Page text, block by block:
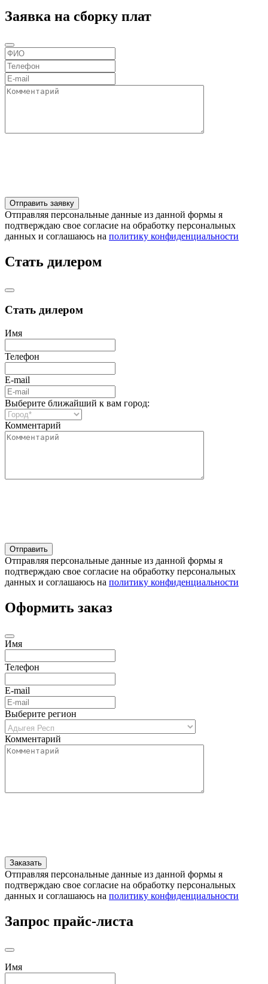
Заявка на сборку плат
Отправляя персональные данные из данной формы я
подтверждаю свое согласие на обработку персональных
данных и соглашаюсь на политику конфиденциальности
Стать дилером
Стать дилером
Имя
Телефон
E-mail
Выберите ближайший к вам город:
Комментарий
Отправляя персональные данные из данной формы я
подтверждаю свое согласие на обработку персональных
данных и соглашаюсь на политику конфиденциальности
Оформить заказ
Имя
Телефон
E-mail
Выберите регион
Комментарий
Отправляя персональные данные из данной формы я
подтверждаю свое согласие на обработку персональных
данных и соглашаюсь на политику конфиденциальности
Запрос прайс-листа
Имя